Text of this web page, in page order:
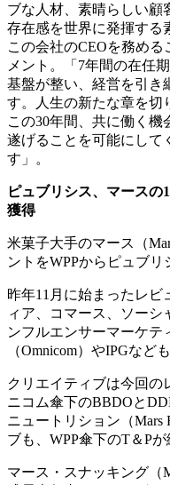
ブな人材、素晴らしい顧
存在感を世界に発揮する
この会社のCEOを務め
メント。「7年間の在任
基盤が整い、経営を引き
す。人生の新たな章を切
この30年間、共に働く
遂げることを可能にして
す」。
ピュブリシス、マースの
獲得
米菓子大手のマース（
ントをWPPからピュブリ
昨年11月に始まったレビ
ィア、コマース、ソーシ
ンフルエンサーマーケテ
（Omnicom）やIPGなど
クリエイティブは今回の
ニコム傘下のBBDOと
ニュートリション（Mars
ブも、WPP傘下のT＆Pが
マース・スナッキング（